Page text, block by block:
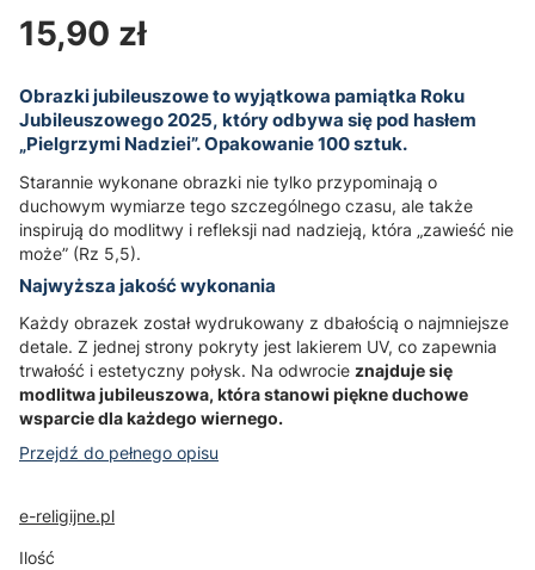
Cena
15,90 zł
Obrazki jubileuszowe to wyjątkowa pamiątka Roku
Jubileuszowego 2025, który odbywa się pod hasłem
„Pielgrzymi Nadziei”. Opakowanie 100 sztuk.
Starannie wykonane obrazki nie tylko przypominają o
duchowym wymiarze tego szczególnego czasu, ale także
inspirują do modlitwy i refleksji nad nadzieją, która „zawieść nie
może” (Rz 5,5).
Najwyższa jakość wykonania
Każdy obrazek został wydrukowany z dbałością o najmniejsze
detale. Z jednej strony pokryty jest lakierem UV, co zapewnia
trwałość i estetyczny połysk. Na odwrocie znajduje się
modlitwa jubileuszowa, która stanowi piękne duchowe
wsparcie dla każdego wiernego.
Przejdź do pełnego opisu
e-religijne.pl
Ilość